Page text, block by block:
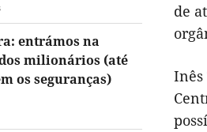
entrámos na
milionários (até
os seguranças)
de
Inês